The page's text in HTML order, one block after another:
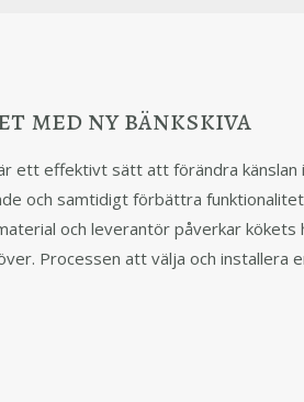
med ny bänkskiva
ett effektivt sätt att förändra känslan
och samtidigt förbättra
och leverantör påverkar kökets
Processen att välja och installera